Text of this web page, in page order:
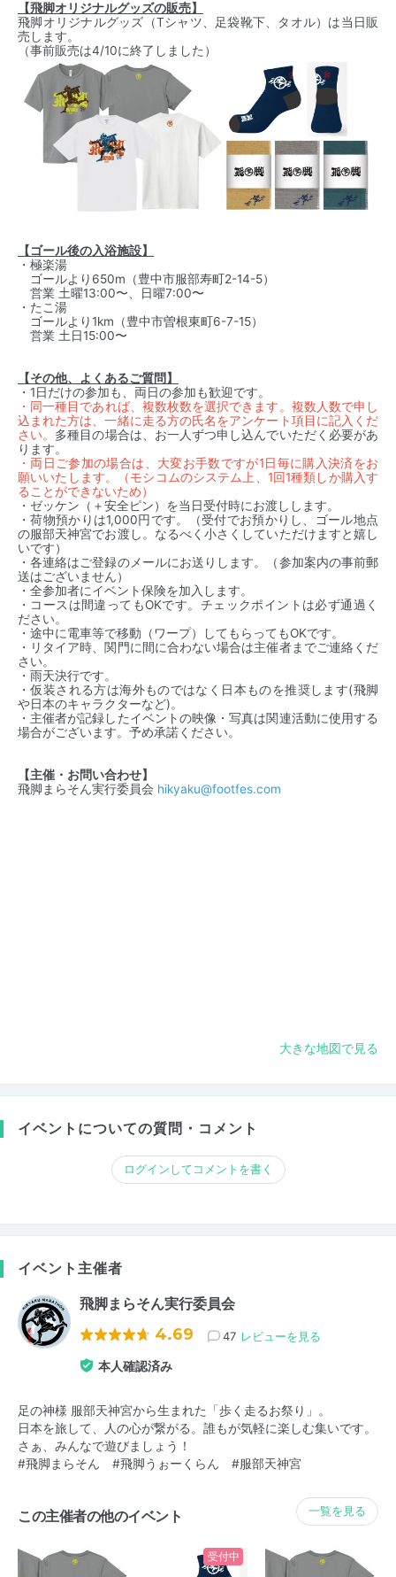
【飛脚オリジナルグッズの販売】
飛脚オリジナルグッズ（Tシャツ、足袋靴下、タオル）は当日販
売します。
（事前販売は4/10に終了しました）
【ゴール後の入浴施設】
・極楽湯
ゴールより650m（豊中市服部寿町2-14-5）
営業 土曜13:00〜、日曜7:00〜
・たこ湯
ゴールより1km（豊中市曽根東町6-7-15）
営業 土日15:00〜
【その他、よくあるご質問】
・1日だけの参加も、両日の参加も歓迎です。
・ 同一種目であれば、複数枚数を選択できます。複数人数で申し
込まれた方は、一緒に走る方の氏名をアンケート項目に記入くだ
さい。 多種目の場合は、お一人ずつ申し込んでいただく必要があ
ります。
・両日ご参加の場合は、大変お手数ですが1日毎に購入決済をお
願いいたします。（モシコムのシステム上、1回1種類しか購入す
ることができないため）
・ゼッケン（＋安全ピン）を当日受付時にお渡しします。
・荷物預かりは1,000円です。（受付でお預かりし、ゴール地点
の服部天神宮でお渡し。なるべく小さくしていただけますと嬉し
いです）
・各連絡はご登録のメールにお送りします。（参加案内の事前郵
送はございません）
・全参加者にイベント保険を加入します。
・コースは間違ってもOKです。チェックポイントは必ず通過く
ださい。
・途中に電車等で移動（ワープ）してもらってもOKです。
・リタイア時、関門に間に合わない場合は主催者までご連絡くだ
さい。
・雨天決行です。
・仮装される方は海外ものではなく日本ものを推奨します(飛脚
や日本のキャラクターなど)。
・主催者が記録したイベントの映像・写真は関連活動に使用する
場合がございます。予め承諾ください。
【主催・お問い合わせ】
飛脚まらそん実行委員会 hikyaku@footfes.com
大きな地図で見る
イベントについての質問・コメント
ログインしてコメントを書く
イベント主催者
飛脚まらそん実行委員会
4.69 47 レビューを見る
本人確認済み
足の神様 服部天神宮から生まれた「歩く走るお祭り」。
日本を旅して、人の心が繋がる。誰もが気軽に楽しむ集いです。
さぁ、みんなで遊びましょう！
#飛脚まらそん #飛脚うぉーくらん #服部天神宮
この主催者の他のイベント 一覧を見る
受付中